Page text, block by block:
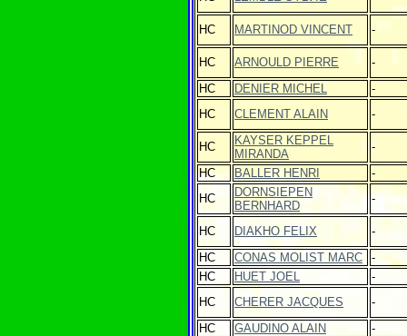
HC MARTINOD VINCENT -
HC ARNOULD PIERRE
-
HC
DENIER MICHEL
-
HC
CLEMENT ALAIN -
HC
KAYSER KEPPEL
MIRANDA
-
HC
BALLER HENRI
-
HC
DORNSIEPEN
BERNHARD
-
HC DIAKHO FELIX
-
HC
CONAS MOLIST MARC
-
HC
HUET JOEL
-
HC
CHERER JACQUES
-
HC
GAUDINO ALAIN
-